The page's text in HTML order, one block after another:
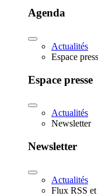
Agenda
Actualités
Espace
Espace presse
Actualités
Newsletter
Newsletter
Actualités
Flux RSS et